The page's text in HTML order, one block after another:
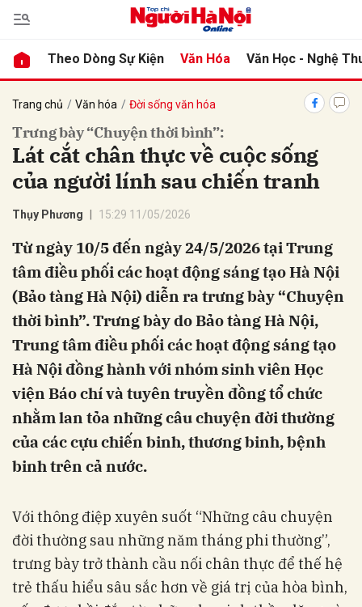
Theo Dòng Sự Kiện Văn Hóa Văn Học - Nghệ
Trang chủ Văn hóa Đời sống văn hóa
Trưng bày “Chuyện thời bình”:
Lát cắt chân thực về cuộc sống
của người lính sau chiến tranh
Thụy Phương 15:29 11/05/2026
Từ ngày 10/5 đến ngày 24/5/2026 tại Trung
tâm điều phối các hoạt động sáng tạo Hà Nội
(Bảo tàng Hà Nội) diễn ra trưng bày “Chuyện
thời bình”. Trưng bày do Bảo tàng Hà Nội,
Trung tâm điều phối các hoạt động sáng tạo
Hà Nội đồng hành với nhóm sinh viên Học
viện Báo chí và tuyên truyền đồng tổ chức
nhằm lan tỏa những câu chuyện đời thường
của các cựu chiến binh, thương binh, bệnh
binh trên cả nước.
Với thông điệp xuyên suốt “Những câu chuyện
đời thường sau những năm tháng phi thường”,
trưng bày trở thành cầu nối chân thực để thế hệ
trẻ thấu hiểu sâu sắc hơn về giá trị của hòa bình,
luận
Hủy